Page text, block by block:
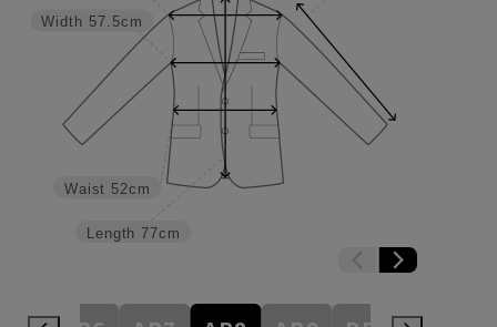
Length 77cm
Waist 52cm
Width 57.5cm